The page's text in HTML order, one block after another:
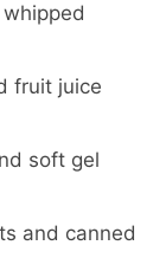
fruit juice
soft gel
and canned